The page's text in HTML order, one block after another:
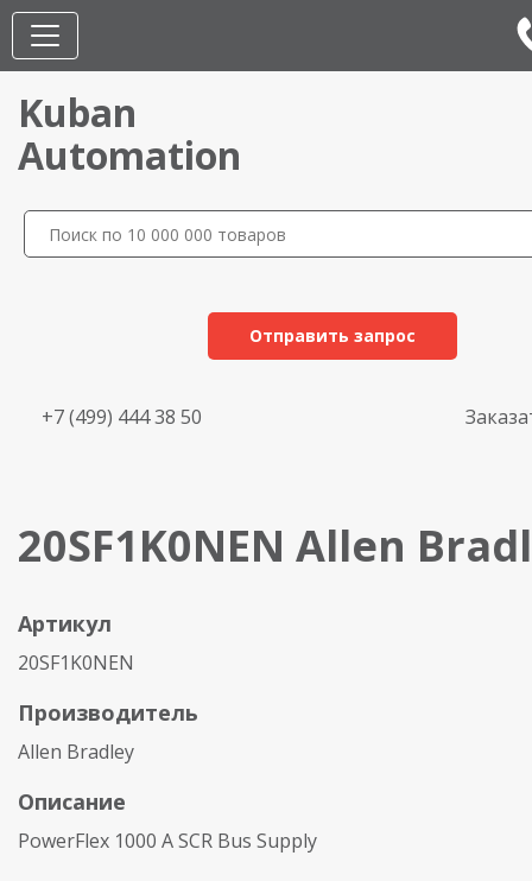
Kuban
Automation
Отправить запрос
+7 (499) 444 38 50
20SF1K0NEN Allen
Артикул
20SF1K0NEN
Производитель
Allen Bradley
Описание
PowerFlex 1000 A SCR Bus Supply